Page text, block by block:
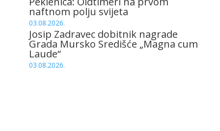
naftnom polju svijeta
03.08.2026.
Josip Zadravec dobitnik nagrade
Grada Mursko Središće „Magna cum
Laude“
03.08.2026.